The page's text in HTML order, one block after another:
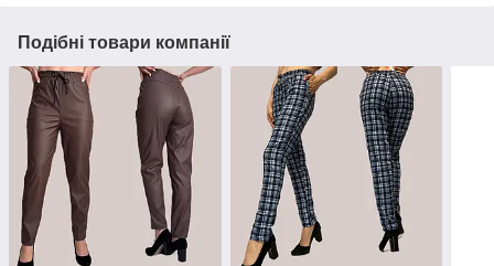
Подібні товари компанії